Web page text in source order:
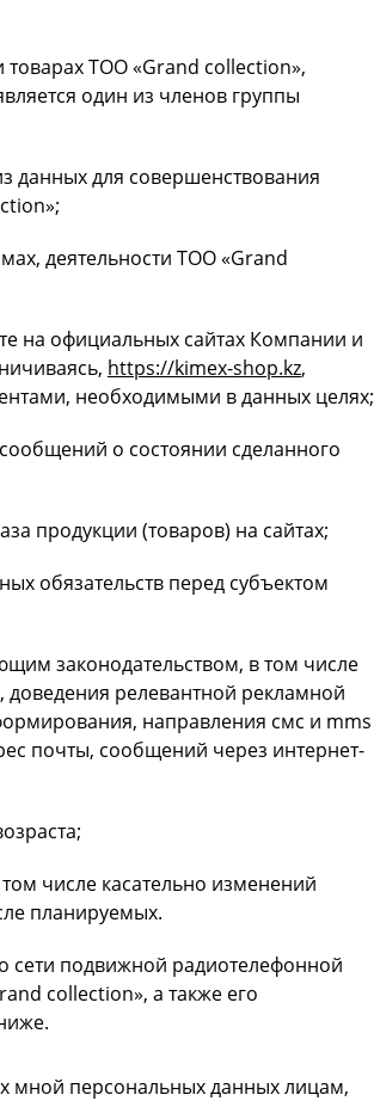
ТОО «Grand collection»,
один из членов группы
данных для совершенствования
деятельности ТОО «Grand
на официальных сайтах Компании и
https://kimex-shop.kz,
необходимыми в данных целях;
о состоянии сделанного
продукции (товаров) на сайтах;
обязательств перед субъектом
законодательством, в том числе
релевантной рекламной
направления смс и mms
почты, сообщений через интернет-
числе касательно изменений
планируемых.
сети подвижной радиотелефонной
collection», а также его
мной персональных данных лицам,